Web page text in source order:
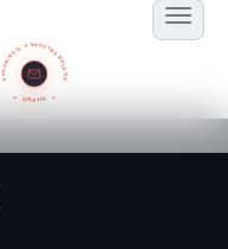
SUSCRÍBETE A NUESTRO BOLETÍN
GRATIS